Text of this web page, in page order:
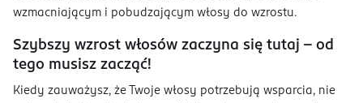
wzmacniającym i pobudzającym włosy do wzrostu.
Szybszy wzrost włosów zaczyna się tutaj – od
tego musisz zacząć!
Kiedy zauważysz, że Twoje włosy potrzebują wsparcia, nie